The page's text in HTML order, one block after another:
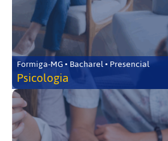
Formiga-MG • Bacharel • Presencial
Psicologia